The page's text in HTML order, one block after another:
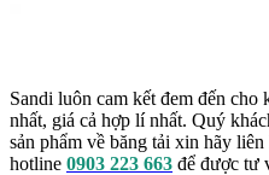
Sandi luôn cam kết đem đến
nhất, giá cả hợp lí nhất. Quý
sản phẩm về băng tải xin hãy
hotline 0903 223 663 để được tư